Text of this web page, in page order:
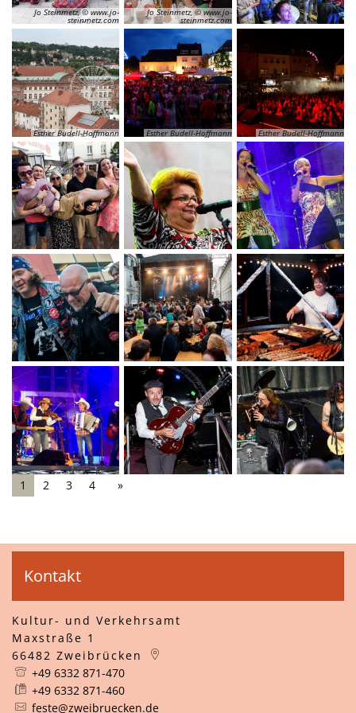
Jo Steinmetz, © www.jo-
steinmetz.com
Jo Steinmetz, © www.jo-
steinmetz.com
Esther Budell-Hoffmann Esther Budell-Hoffmann Esther Budell-Hoffmann
1 2 3 4
Kontakt
Kultur- und Verkehrsamt
Maxstraße 1
66482 Zweibrücken
+49 6332 871-470
+49 6332 871-460
feste@zweibruecken.de